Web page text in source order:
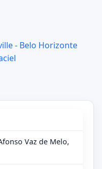
- Belo Horizonte
Vaz de Melo,